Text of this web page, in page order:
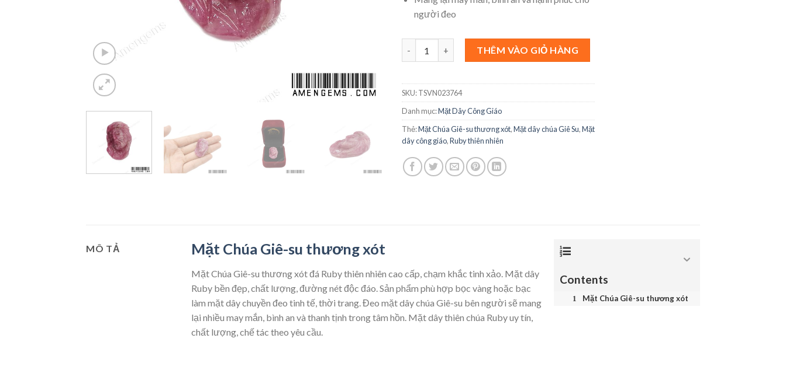
người đeo
Mặt Chúa Giê-su thương xót số lượng
THÊM VÀO GIỎ HÀNG
SKU:TSVN023764
Danh mục:Mặt Dây Công Giáo
Thẻ:Mặt Chúa Giê-su thương xót,Mặt dây chúa Giê Su,Mặt
dây công giáo,Ruby thiên nhiên
MÔ TẢ
Contents
Mặt Chúa Giê-su thương xót
Mặt Chúa Giê-su thương xót
Mặt Chúa Giê-su thương xót đá Ruby thiên nhiên cao cấp, chạm khắc tinh xảo. Mặt dây
Ruby bền đẹp, chất lượng, đường nét độc đáo. Sản phẩm phù hợp bọc vàng hoặc bạc
làm mặt dây chuyền đeo tinh tế, thời trang. Đeo mặt dây chúa Giê-su bên người sẽ mang
lại nhiều may mắn, bình an và thanh tịnh trong tâm hồn. Mặt dây thiên chúa Ruby uy tín,
chất lượng, chế tác theo yêu cầu.